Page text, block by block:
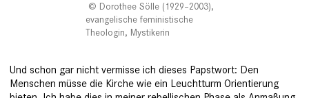
Dorothee Sölle (1929–2003),
evangelische feministische
Theologin, Mystikerin
Und schon gar nicht vermisse ich dieses Papstwort: Den
Menschen müsse die Kirche wie ein Leuchtturm Orientierung